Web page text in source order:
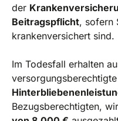
der
Beitragspflicht, sofern
krankenversichert sind.
Im Todesfall erhalten
Bezugsberechtigten,